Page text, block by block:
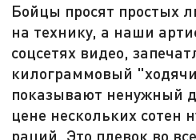
Бойцы просят простых
на технику, а наши
соцсетях видео,
килограммовый
показывают ненужный
цене нескольких сотен
раций. Это плевок во